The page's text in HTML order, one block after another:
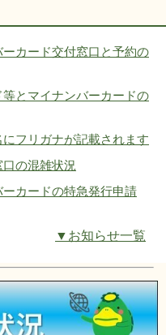
ライバシーポリシー
ーカード交付窓口と予約の
とマイナンバーカードの
にフリガナが記載されます
の混雑状況
ーカードの特急発行申請
▼お知らせ一覧